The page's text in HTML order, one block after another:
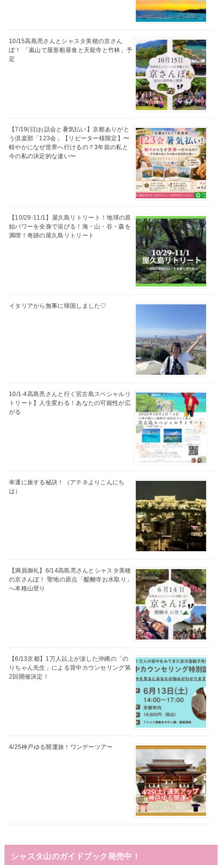
10/15高島亮さんとシャスタ美穂の京さん
ぽ！ 「嵐山で屋形船昼食と天龍寺と竹林」予
定
【7/19(日)お話会と暑気払い】京都ありがと
う倶楽部「123会」【リピーター様限定】〜
軽やかになぜ世界へ行けるの？3年前の私と
今の私の決定的な違い〜
【10/29-11/1】屋久島リトリート！地球の原
始パワーを全身で浴びる！海・山・谷・森を
満喫！奇跡の屋久島リトリート
イタリアから無事に帰国しました♡
10/1-4高島亮さんと行く宮古島スペシャルリ
トリート】人生変わる！あなたの可能性が広
がる
幸運に旅する秘訣！（アテネよりこんにち
は）
【満員御礼】6/14高島亮さんとシャスタ美穂
の京さんぽ！ 聖地の原点「醍醐寺お水取り」
へ本格山登り
【6/13京都】1万人以上が涙した沖縄の「の
りちゃん先生」による背中カウンセリング第
2回開催決定！
4/25神戸ゆる開運旅！ワンデーツアー
シャスタ山のガイドブック発売中！